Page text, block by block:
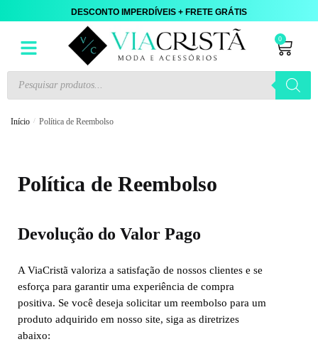
DESCONTO IMPERDÍVEIS + FRETE GRÁTIS
0
Início / Política de Reembolso
Política de Reembolso
Devolução do Valor Pago
A ViaCristã valoriza a satisfação de nossos clientes e se
esforça para garantir uma experiência de compra
positiva. Se você deseja solicitar um reembolso para um
produto adquirido em nosso site, siga as diretrizes
abaixo: